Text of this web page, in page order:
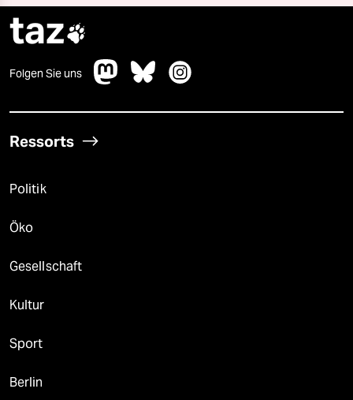
taz
Folgen Sie uns
Ressorts
Politik
Öko
Gesellschaft
Kultur
Sport
Berlin